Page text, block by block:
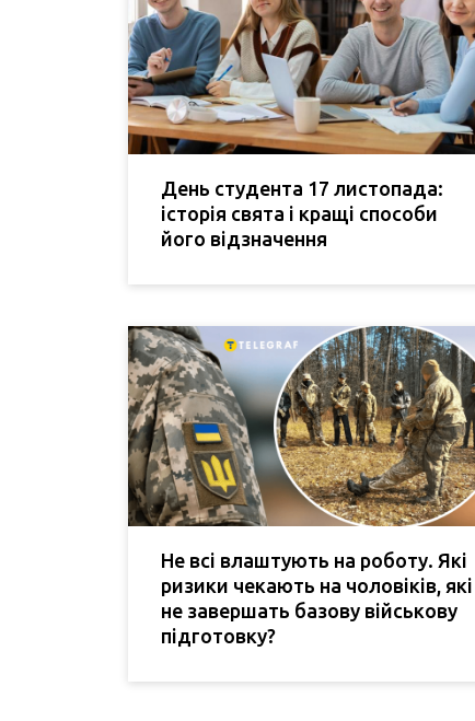
День студента 17 листопада:
історія свята і кращі способи
його відзначення
Не всі влаштують на роботу. Які
ризики чекають на чоловіків, які
не завершать базову військову
підготовку?